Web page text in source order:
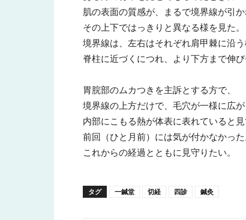
肌の表面の質感が、まるで境界線が引
その上下ではっきりと異なる様を見た。
境界線は、左右はそれぞれ肩甲棘に沿う
脊柱に近づくにつれ、より下方まで伸び
胃脘部のムカつきを主訴とする方で、
境界線の上方だけで、毛穴が一様に広が
内部にこもる熱が体表に表れていると見
前回（ひと月前）には気が付かなかった
これからの経過とともに見守りたい。
タグ 一鍼堂 切経 四診 鍼灸